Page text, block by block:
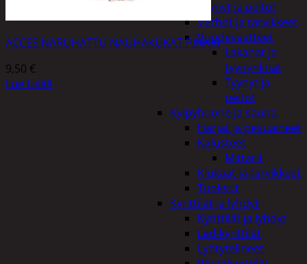
Tyynyt ja peitot
Verhot ja tarvikkeet
Vuodevaatteet
Lakanat ja
tyynynlinat
Tyynyt ja
peitot
Kylpyhuone ja sauna
Harjat ja pesuaineet
Kalusteet
Mittarit
Kiukaat ja tarvikkeet
Tuoksut
Kynttilät ja lyhdyt
Kynttilät ja lyhdyt
Led-kynttilät
Lyhtytelineet
ACCES NARUHATTU NAUHAKUKAT PINKKI
9,50 €
Lue Lisää